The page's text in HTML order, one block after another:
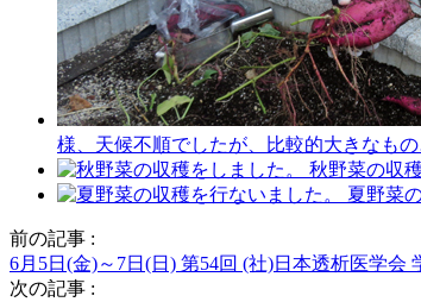
様、天候不順でしたが、比較的大きなも
秋野菜の収
夏野菜
前の記事 :
6月5日(金)～7日(日) 第54回 (社)日本透析医学会
次の記事 :